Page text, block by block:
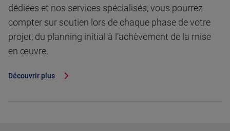
dédiées et nos services spécialisés, vous pourrez
compter sur soutien lors de chaque phase de votre
projet, du planning initial à l’achèvement de la mise
en œuvre.
Découvrir plus